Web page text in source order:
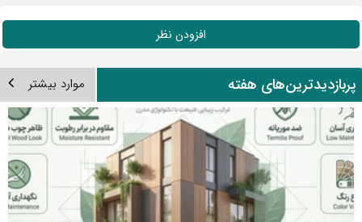
افزودن نظر
هفته موارد بیشتر